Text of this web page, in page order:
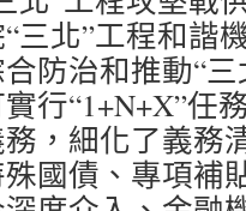
三北”工程和諧
防治和推動“
行“1+N+X”任
，細化了義務
國債、專項補